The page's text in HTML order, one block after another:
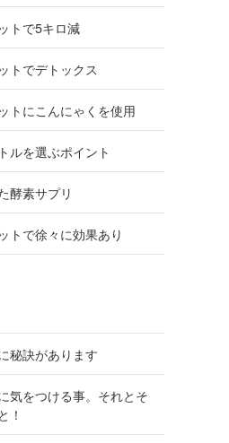
トで5キロ減
トでデトックス
トにこんにゃくを使用
ルを選ぶポイント
酵素サプリ
トで徐々に効果あり
秘訣があります
気をつける事。それとそ
！